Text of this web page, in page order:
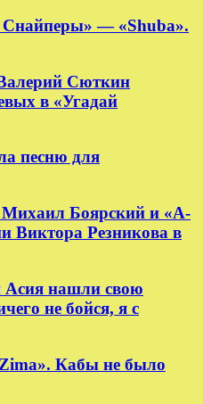
— «Shuba».
Сюткин
в «Угадай
песню для
Боярский и «А-
Виктора Резникова в
Асия нашли свою
не бойся, я с
Кабы не было